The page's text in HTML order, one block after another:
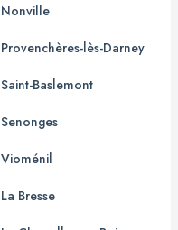
Nonville
Provenchères-lès-Darney
Saint-Baslemont
Senonges
Vioménil
La Bresse